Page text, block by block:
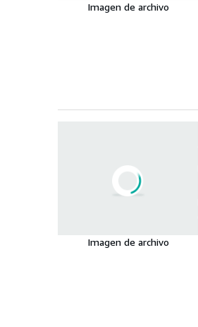
Imagen de archivo
Imagen de archivo